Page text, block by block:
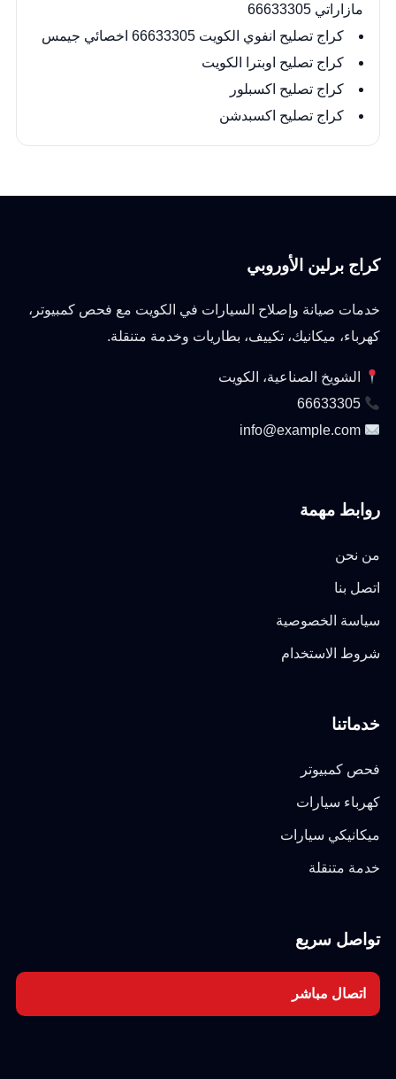
مازاراتي 66633305
كراج تصليح انفوي الكويت 66633305 اخصائي جيمس
كراج تصليح اوبترا الكويت
كراج تصليح اكسبلور
كراج تصليح اكسبدشن
كراج برلين الأوروبي
خدمات صيانة وإصلاح السيارات في الكويت مع فحص كمبيوتر،
كهرباء، ميكانيك، تكييف، بطاريات وخدمة متنقلة.
الشويخ الصناعية، الكويت
66633305
info@example.com
روابط مهمة
من نحن
اتصل بنا
سياسة الخصوصية
شروط الاستخدام
خدماتنا
فحص كمبيوتر
كهرباء سيارات
ميكانيكي سيارات
خدمة متنقلة
تواصل سريع
اتصال مباشر